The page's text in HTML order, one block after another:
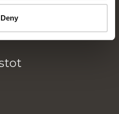
Deny